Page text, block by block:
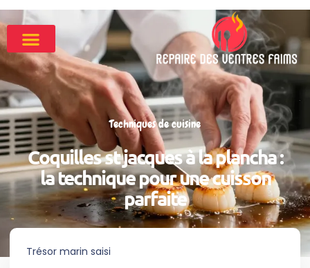
Techniques de cuisine
Coquilles st jacques à la plancha :
la technique pour une cuisson
parfaite
Trésor marin saisi